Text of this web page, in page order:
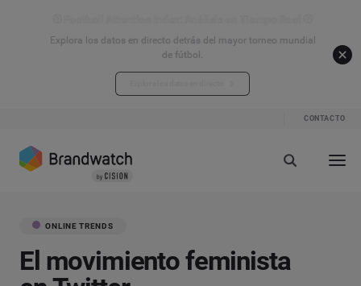
Explora los datos en directo detrás del mayor torneo mundial
de fútbol.
CONTACTO
ONLINE TRENDS
El movimiento feminista